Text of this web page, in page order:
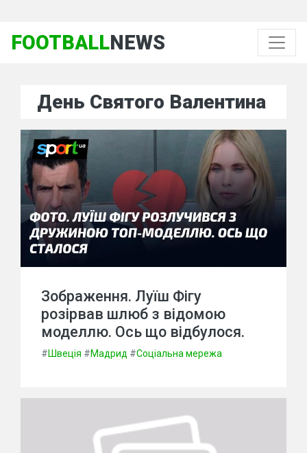
FOOTBALLNEWS
День Святого Валентина
Зображення. Луїш Фігу
розірвав шлюб з відомою
моделлю. Ось що відбулося.
#Швеція #Мадрид #Соціальна мережа